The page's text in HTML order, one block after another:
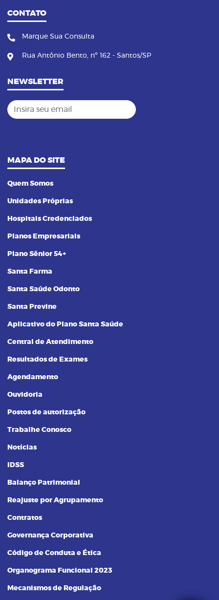
CONTATO
Marque Sua Consulta
Rua Antônio Bento, nº 162 - Santos/SP
NEWSLETTER
Insira seu email
MAPA DO SITE
Quem Somos
Unidades Próprias
Hospitais Credenciados
Planos Empresariais
Plano Sênior 54+
Santa Farma
Santa Saúde Odonto
Santa Previne
Aplicativo do Plano Santa Saúde
Central de Atendimento
Resultados de Exames
Agendamento
Ouvidoria
Postos de autorização
Trabalhe Conosco
Notícias
IDSS
Balanço Patrimonial
Reajuste por Agrupamento
Contratos
Governança Corporativa
Código de Conduta e Ética
Organograma Funcional 2023
Mecanismos de Regulação